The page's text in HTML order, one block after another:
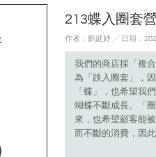
213蝶入圈套
作者：劉庭妤 ╱ 日期：
我們的商店採「複
為「跌入圈套」，
「蝶」，也希望我
蝴蝶不斷成長。「
來，也希望顧客能
而不斷的消費，因